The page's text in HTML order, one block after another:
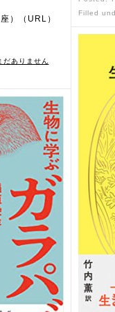
）（URL）
だありません
Filled